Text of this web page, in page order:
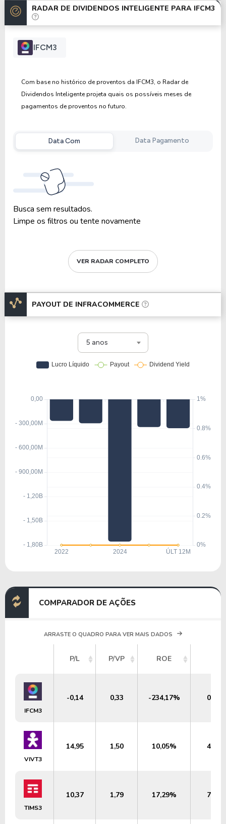
RADAR DE DIVIDENDOS INTELIGENTE PARA IFCM3
IFCM3
Com base no histórico de proventos da IFCM3, o Radar de
Dividendos Inteligente projeta quais os possíveis meses de
pagamentos de proventos no futuro.
Data Com Data Pagamento
Busca sem resultados.
Limpe os filtros ou tente novamente
VER RADAR COMPLETO
PAYOUT DE INFRACOMMERCE
5 anos
COMPARADOR DE AÇÕES
ARRASTE O QUADRO PARA VER MAIS DADOS
P/L P/VP ROE
IFCM3
-0,14 0,33 -234,17%
VIVT3
14,95 1,50 10,05%
TIMS3
10,37 1,79 17,29%